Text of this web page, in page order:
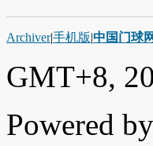
Archiver|手机版|中国门球
GMT+8,
Powered by